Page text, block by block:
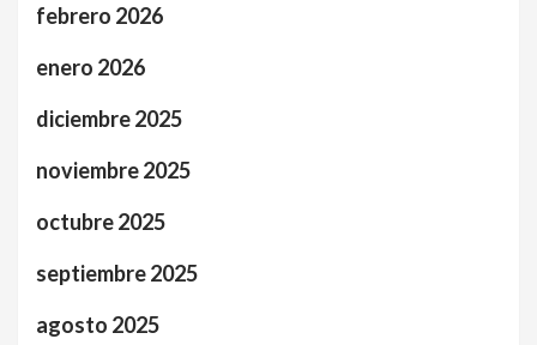
febrero 2026
enero 2026
diciembre 2025
noviembre 2025
octubre 2025
septiembre 2025
agosto 2025